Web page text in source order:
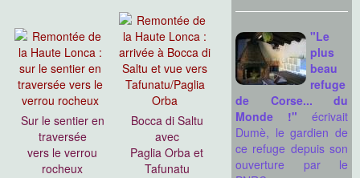
"Le
plus
beau
refuge
de Corse... du
Monde !" écrivait
Dumè, le gardien de
ce refuge depuis son
ouverture par le
Sur le sentier en
traversée
vers le verrou
rocheux
Bocca di Saltu
avec
Paglia Orba et
Tafunatu